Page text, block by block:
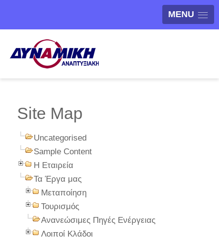
MENU
Site Map
Uncategorised
Sample Content
Η Εταιρεία
Τα Έργα μας
Μεταποίηση
Τουρισμός
Ανανεώσιμες Πηγές Ενέργειας
Λοιποί Κλάδοι